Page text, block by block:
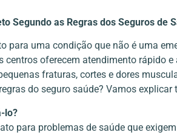
Segundo as Regras dos Seguros de
para uma condição que não é uma
centros oferecem atendimento rápido e
fraturas, cortes e dores
do seguro saúde? Vamos explicar
lo?
para problemas de saúde que